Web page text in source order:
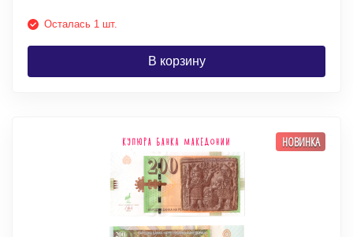
Осталась 1 шт.
В корзину
НОВИНКА